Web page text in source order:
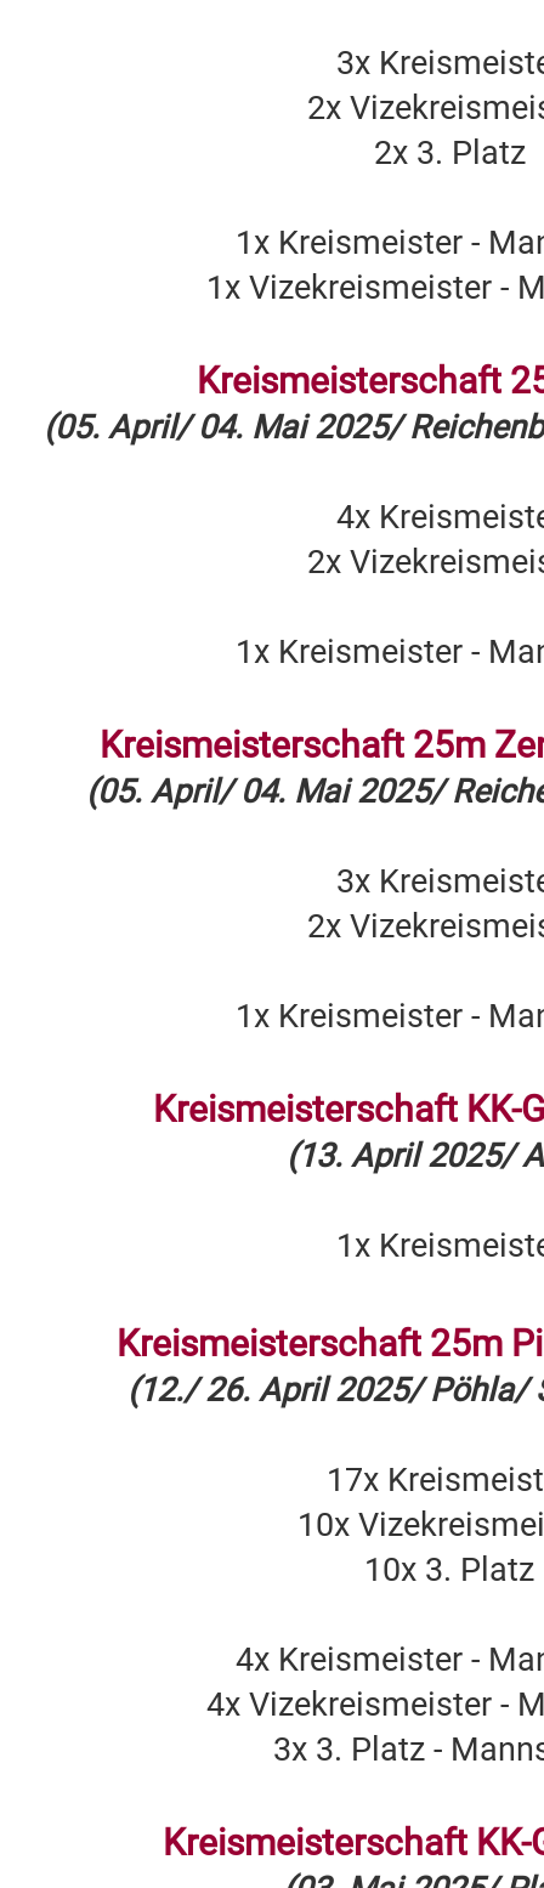
3x
2x
2x 3. Platz
1x Kreismeister -
1x Vizekreismeister -
Kreismeisterschaft
(05. April/ 04. Mai 2025/
4x
2x
1x Kreismeister -
Kreismeisterschaft 25m
(05. April/ 04. Mai 2025/
3x
2x
1x Kreismeister -
Kreismeisterschaft KK-
(13. April 2025/
1x
Kreismeisterschaft 25m
(12./ 26. April 2025/ Pöhla/
17x
10x
10x 3. Platz
4x Kreismeister -
4x Vizekreismeister -
3x 3. Platz -
Kreismeisterschaft